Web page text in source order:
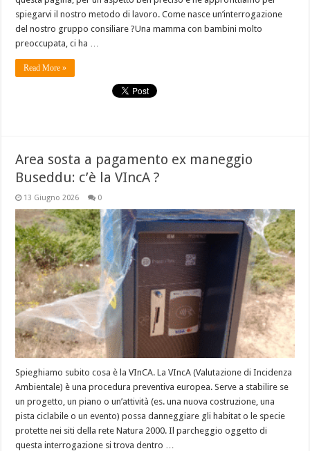
spiegarvi il nostro metodo di lavoro. Come nasce un’interrogazione
del nostro gruppo consiliare ?Una mamma con bambini molto
preoccupata, ci ha …
Read More »
Area sosta a pagamento ex maneggio
Buseddu: c’è la VIncA ?
13 Giugno 2026 0
Spieghiamo subito cosa è la VInCA. La VIncA (Valutazione di Incidenza
Ambientale) è una procedura preventiva europea. Serve a stabilire se
un progetto, un piano o un’attività (es. una nuova costruzione, una
pista ciclabile o un evento) possa danneggiare gli habitat o le specie
protette nei siti della rete Natura 2000. Il parcheggio oggetto di
questa interrogazione si trova dentro …